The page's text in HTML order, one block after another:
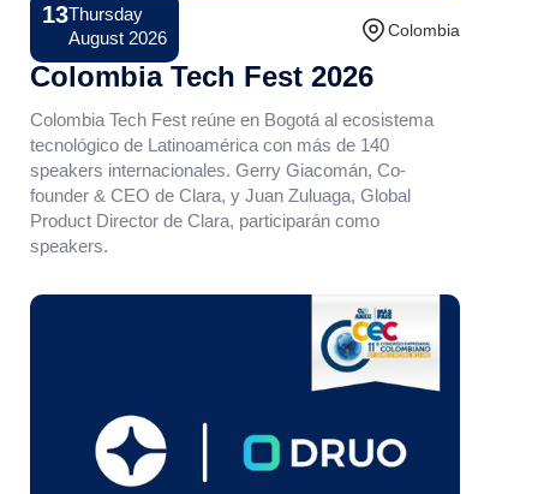
13Thursday
August 2026
Conference Colombia
Colombia Tech Fest 2026
Colombia Tech Fest reúne en Bogotá al ecosistema
tecnológico de Latinoamérica con más de 140
speakers internacionales. Gerry Giacomán, Co-
founder & CEO de Clara, y Juan Zuluaga, Global
Product Director de Clara, participarán como
speakers.